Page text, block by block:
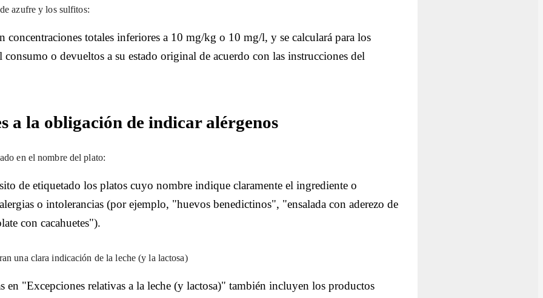
azufre y los sulfitos:
concentraciones totales inferiores a 10 mg/kg o 10 mg/l, y se calculará para los
consumo o devueltos a su estado original de acuerdo con las instrucciones del
a la obligación de indicar alérgenos
en el nombre del plato:
de etiquetado los platos cuyo nombre indique claramente el ingrediente o
o intolerancias (por ejemplo, "huevos benedictinos", "ensalada con aderezo de
con cacahuetes").
una clara indicación de la leche (y la lactosa)
en "Excepciones relativas a la leche (y lactosa)" también incluyen los productos